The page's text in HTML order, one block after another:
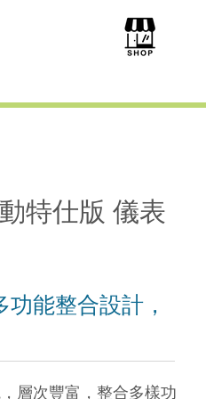
能整合設計，
特仕版 儀表
層次豐富，整合多樣功